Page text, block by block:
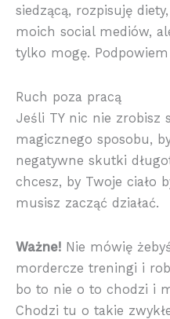
siedzącą, rozpisuję
moich social mediów,
tylko mogę.
Ruch poza pracą
Jeśli TY nic nie zrobisz
magicznego sposobu,
negatywne skutki
chcesz, by Twoje ciało
musisz zacząć działać.
Ważne! Nie mówię
mordercze treningi i
bo to nie o to chodzi i
Chodzi tu o takie